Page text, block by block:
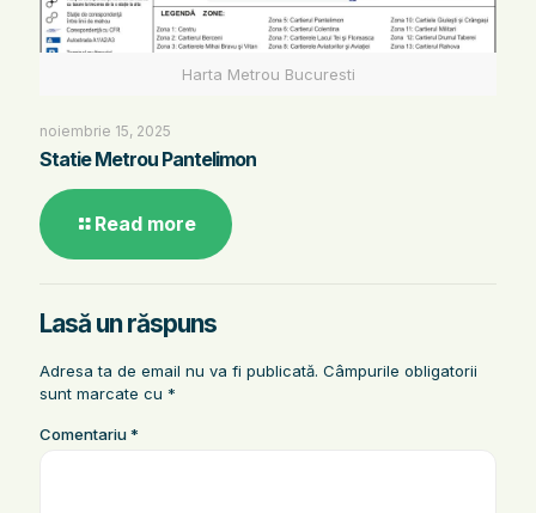
Harta Metrou Bucuresti
noiembrie 15, 2025
Statie Metrou Pantelimon
Read more
Lasă un răspuns
Adresa ta de email nu va fi publicată. Câmpurile obligatorii
sunt marcate cu *
Comentariu*